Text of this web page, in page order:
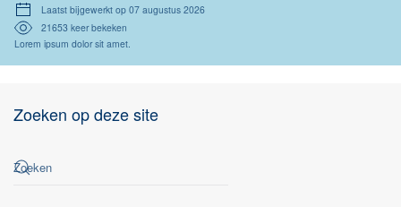
Laatst bijgewerkt op 07 augustus 2026
21653 keer bekeken
Lorem ipsum dolor sit amet.
Zoeken op deze site